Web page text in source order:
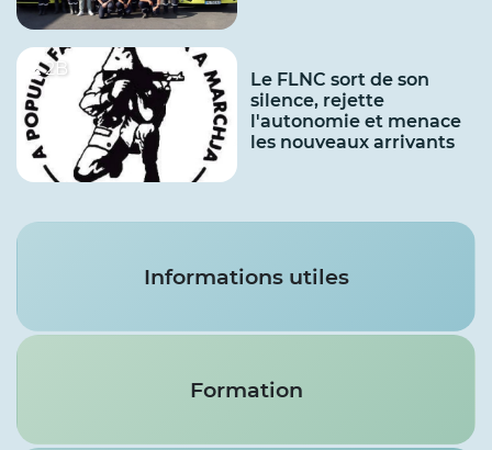
2B
Le FLNC sort de son
silence, rejette
l'autonomie et menace
les nouveaux arrivants
Services
Informations utiles
Formation